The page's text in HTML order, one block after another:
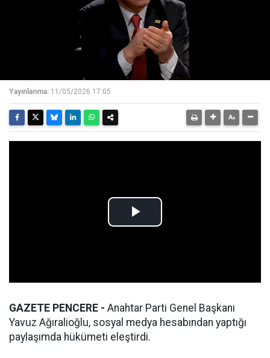
Yayınlanma: 11/05/2026 17:05
GAZETE PENCERE - Anahtar Parti Genel Başkanı
Yavuz Ağıralioğlu, sosyal medya hesabından yaptığı
paylaşımda hükümeti eleştirdi.